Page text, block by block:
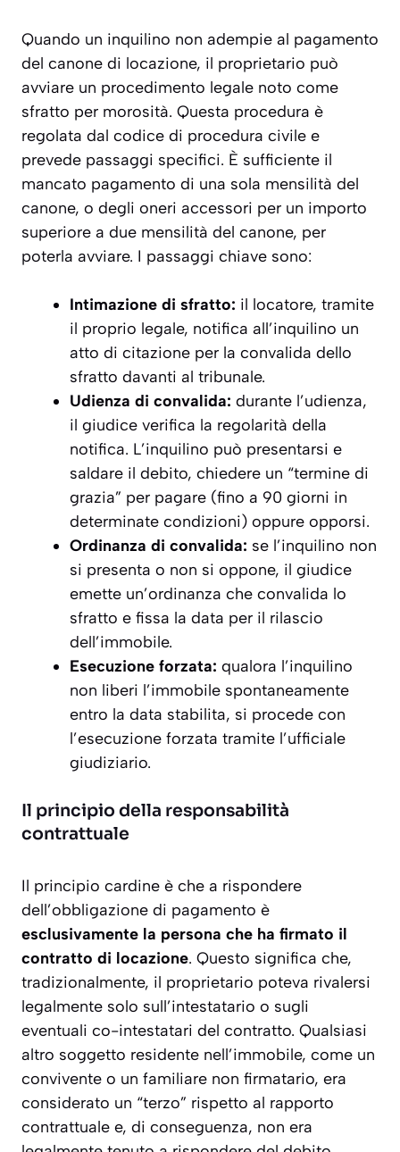
Quando un inquilino non adempie al pagamento
del canone di locazione, il proprietario può
avviare un procedimento legale noto come
sfratto per morosità. Questa procedura è
regolata dal codice di procedura civile e
prevede passaggi specifici. È sufficiente il
mancato pagamento di una sola mensilità del
canone, o degli oneri accessori per un importo
superiore a due mensilità del canone, per
poterla avviare. I passaggi chiave sono:
Intimazione di sfratto: il locatore, tramite
il proprio legale, notifica all’inquilino un
atto di citazione per la convalida dello
sfratto davanti al tribunale.
Udienza di convalida: durante l’udienza,
il giudice verifica la regolarità della
notifica. L’inquilino può presentarsi e
saldare il debito, chiedere un “termine di
grazia” per pagare (fino a 90 giorni in
determinate condizioni) oppure opporsi.
Ordinanza di convalida: se l’inquilino non
si presenta o non si oppone, il giudice
emette un’ordinanza che convalida lo
sfratto e fissa la data per il rilascio
dell’immobile.
Esecuzione forzata: qualora l’inquilino
non liberi l’immobile spontaneamente
entro la data stabilita, si procede con
l’esecuzione forzata tramite l’ufficiale
giudiziario.
Il principio della responsabilità
contrattuale
Il principio cardine è che a rispondere
dell’obbligazione di pagamento è
esclusivamente la persona che ha firmato il
contratto di locazione. Questo significa che,
tradizionalmente, il proprietario poteva rivalersi
legalmente solo sull’intestatario o sugli
eventuali co-intestatari del contratto. Qualsiasi
altro soggetto residente nell’immobile, come un
convivente o un familiare non firmatario, era
considerato un “terzo” rispetto al rapporto
contrattuale e, di conseguenza, non era